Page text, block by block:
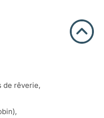
de rêverie,